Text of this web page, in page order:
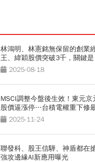
林鴻明、林憲銘無保留的創業
王、緯穎股價突破3千，關鍵是
2025-08-18
MSCI調整今盤後生效！東元
股價逼漲停…台積電權重下修
2025-11-24
聯發科、股王信驊、神盾都
強攻邊緣AI新應用曝光